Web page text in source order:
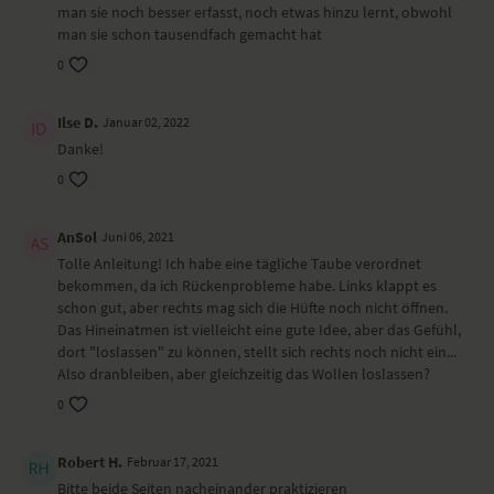
In welcher YogaEasy-Sequenz findest du bspw. diese Asana?
Hips and Honey: Extended Version
Trainingsprogramm
Du bekommst jeden Tag per Mail die Tages-Asana mit vielen
interessanten und hilfreichen Tipps und Informationen zu der
jeweiligen Yoga-Stellung zugeschickt.
man sie noch besser erfasst, noch etwas hinzu lernt, obwohl
man sie schon tausendfach gemacht hat
0
Ilse D. Januar 02, 2022
Danke!
0
AnSol Juni 06, 2021
Tolle Anleitung! Ich habe eine tägliche Taube verordnet
bekommen, da ich Rückenprobleme habe. Links klappt es
schon gut, aber rechts mag sich die Hüfte noch nicht öffnen.
Das Hineinatmen ist vielleicht eine gute Idee, aber das Gefühl,
dort "loslassen" zu können, stellt sich rechts noch nicht ein...
Also dranbleiben, aber gleichzeitig das Wollen loslassen?
0
Robert H. Februar 17, 2021
Bitte beide Seiten nacheinander praktizieren